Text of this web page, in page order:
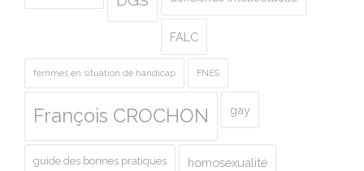
FALC
femmes en situation de handicap FNES
François CROCHON gay
guide des bonnes pratiques homosexualité